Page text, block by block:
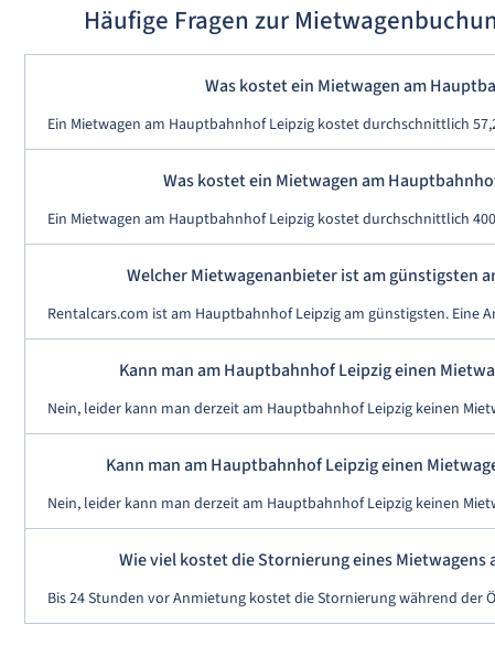
Häufige Fragen zur
Was kostet ein Mietwagen am
Ein Mietwagen am Hauptbahnhof Leipzig kostet durchschnittlich
Was kostet ein Mietwagen am
Ein Mietwagen am Hauptbahnhof Leipzig kostet durchschnittlich
Welcher Mietwagenanbieter ist am günstigsten
Rentalcars.com ist am Hauptbahnhof Leipzig am günstigsten. Eine
Kann man am Hauptbahnhof Leipzig einen
Nein, leider kann man derzeit am Hauptbahnhof Leipzig keinen
Kann man am Hauptbahnhof Leipzig einen
Nein, leider kann man derzeit am Hauptbahnhof Leipzig keinen
Wie viel kostet die Stornierung eines Mietwagens
Bis 24 Stunden vor Anmietung kostet die Stornierung während der